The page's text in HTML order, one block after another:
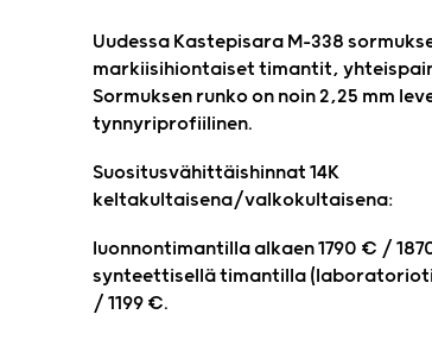
Uudessa Kastepisara M-338
markiisihiontaiset timantit,
Sormuksen runko on noin 2,25 mm
tynnyriprofiilinen.
Suositusvähittäishinnat 14K
keltakultaisena/valkokultaisena:
luonnontimantilla alkaen 1790 € /
synteettisellä timantilla
/ 1199 €.